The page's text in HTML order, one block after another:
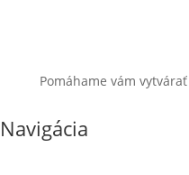
Pomáhame vám
Navigácia